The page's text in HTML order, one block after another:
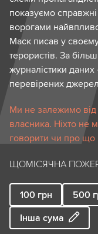
показуємо
ворогами
Маск писав у
терористів. За
журналістики даних
перевірених
Ми не залежимо від
власника. Ніхто не
говорити чи про що
ЩОМІСЯЧНА
100 грн 500
Інша сума